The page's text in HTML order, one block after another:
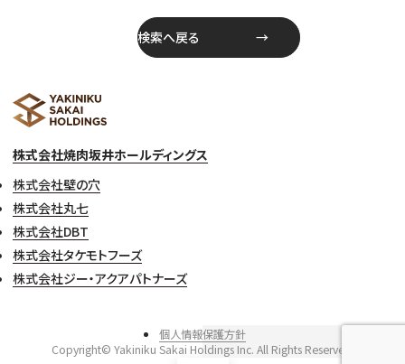
検索へ戻る
株式会社焼肉坂井ホールディングス
株式会社壁の穴
株式会社丸七
株式会社DBT
株式会社タケモトフーズ
株式会社ジー・アクアパトナーズ
個人情報保護方針
Copyright© Yakiniku Sakai Holdings Inc. All Rights Reserved.